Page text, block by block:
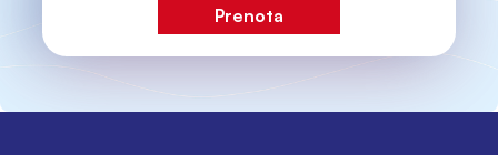
Prenota